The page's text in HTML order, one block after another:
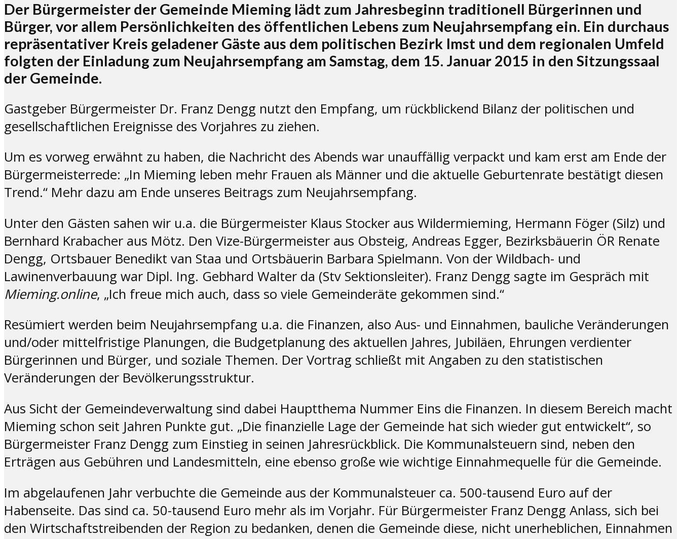
Der Bürgermeister der Gemeinde Mieming lädt zum Jahresbeginn traditionell Bürgerinnen und
Bürger, vor allem Persönlichkeiten des öffentlichen Lebens zum Neujahrsempfang ein. Ein durchaus
repräsentativer Kreis geladener Gäste aus dem politischen Bezirk Imst und dem regionalen Umfeld
folgten der Einladung zum Neujahrsempfang am Samstag, dem 15. Januar 2015 in den Sitzungssaal
der Gemeinde.
Gastgeber Bürgermeister Dr. Franz Dengg nutzt den Empfang, um rückblickend Bilanz der politischen und
gesellschaftlichen Ereignisse des Vorjahres zu ziehen.
Um es vorweg erwähnt zu haben, die Nachricht des Abends war unauffällig verpackt und kam erst am Ende der
Bürgermeisterrede: „In Mieming leben mehr Frauen als Männer und die aktuelle Geburtenrate bestätigt diesen
Trend.“ Mehr dazu am Ende unseres Beitrags zum Neujahrsempfang.
Unter den Gästen sahen wir u.a. die Bürgermeister Klaus Stocker aus Wildermieming, Hermann Föger (Silz) und
Bernhard Krabacher aus Mötz. Den Vize-Bürgermeister aus Obsteig, Andreas Egger, Bezirksbäuerin ÖR Renate
Dengg, Ortsbauer Benedikt van Staa und Ortsbäuerin Barbara Spielmann. Von der Wildbach- und
Lawinenverbauung war Dipl. Ing. Gebhard Walter da (Stv Sektionsleiter). Franz Dengg sagte im Gespräch mit
Mieming.online, „Ich freue mich auch, dass so viele Gemeinderäte gekommen sind.“
Resümiert werden beim Neujahrsempfang u.a. die Finanzen, also Aus- und Einnahmen, bauliche Veränderungen
und/oder mittelfristige Planungen, die Budgetplanung des aktuellen Jahres, Jubiläen, Ehrungen verdienter
Bürgerinnen und Bürger, und soziale Themen. Der Vortrag schließt mit Angaben zu den statistischen
Veränderungen der Bevölkerungsstruktur.
Aus Sicht der Gemeindeverwaltung sind dabei Hauptthema Nummer Eins die Finanzen. In diesem Bereich macht
Mieming schon seit Jahren Punkte gut. „Die finanzielle Lage der Gemeinde hat sich wieder gut entwickelt“, so
Bürgermeister Franz Dengg zum Einstieg in seinen Jahresrückblick. Die Kommunalsteuern sind, neben den
Erträgen aus Gebühren und Landesmitteln, eine ebenso große wie wichtige Einnahmequelle für die Gemeinde.
Im abgelaufenen Jahr verbuchte die Gemeinde aus der Kommunalsteuer ca. 500-tausend Euro auf der
Habenseite. Das sind ca. 50-tausend Euro mehr als im Vorjahr. Für Bürgermeister Franz Dengg Anlass, sich bei
den Wirtschaftstreibenden der Region zu bedanken, denen die Gemeinde diese, nicht unerheblichen, Einnahmen